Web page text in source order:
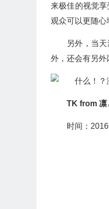
来极佳的视觉
观众可以更随心
另外，当
外，还会有另外
TK from 凛
时间：